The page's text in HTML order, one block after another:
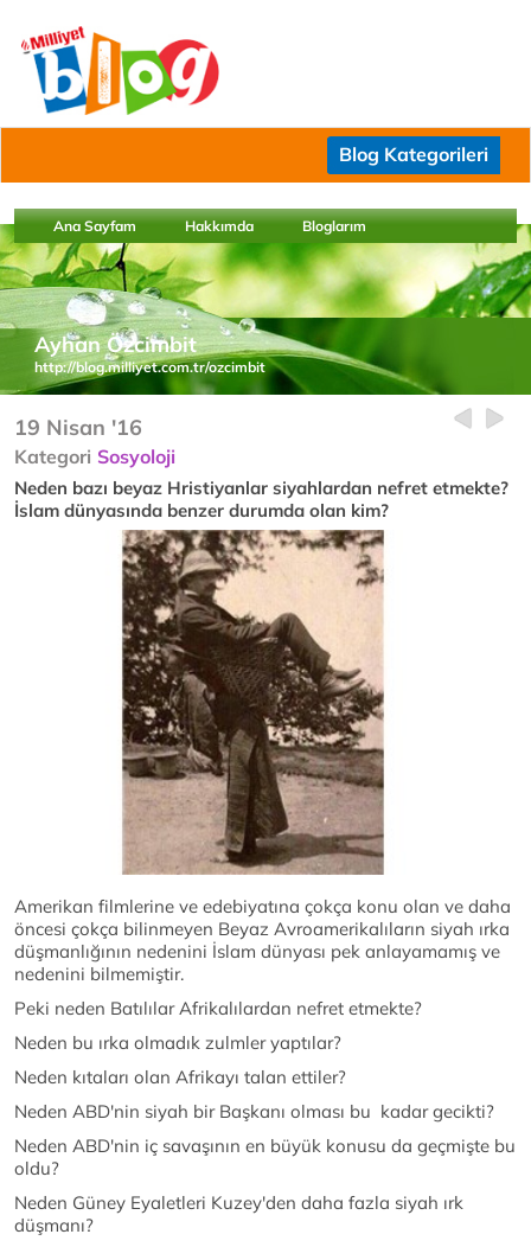
Blog Kategorileri
Ana Sayfam Hakkımda Bloglarım
Ayhan Özcimbit
http://blog.milliyet.com.tr/ozcimbit
19 Nisan '16
Kategori Sosyoloji
Neden bazı beyaz Hristiyanlar siyahlardan nefret etmekte?
İslam dünyasında benzer durumda olan kim?
Amerikan filmlerine ve edebiyatına çokça konu olan ve daha
öncesi çokça bilinmeyen Beyaz Avroamerikalıların siyah ırka
düşmanlığının nedenini İslam dünyası pek anlayamamış ve
nedenini bilmemiştir.
Peki neden Batılılar Afrikalılardan nefret etmekte?
Neden bu ırka olmadık zulmler yaptılar?
Neden kıtaları olan Afrikayı talan ettiler?
Neden ABD'nin siyah bir Başkanı olması bu kadar gecikti?
Neden ABD'nin iç savaşının en büyük konusu da geçmişte bu
oldu?
Neden Güney Eyaletleri Kuzey'den daha fazla siyah ırk
düşmanı?